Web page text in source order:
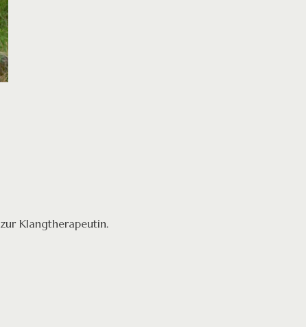
Klangtherapeutin.